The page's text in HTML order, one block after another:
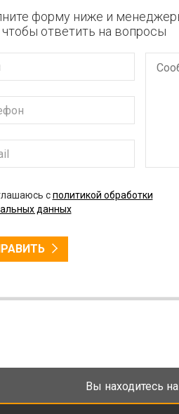
форму ниже и
ответить на вопросы
сполитикой обработки
данных
Вы находитесь